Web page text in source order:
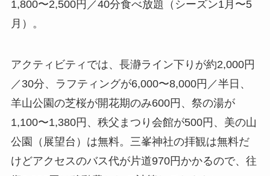
1,800〜2,500円／40分食べ放題（シーズン1月〜5
月）。
アクティビティでは、長瀞ライン下りが約2,000円
／30分、ラフティングが6,000〜8,000円／半日、
羊山公園の芝桜が開花期のみ600円、祭の湯が
1,100〜1,380円、秩父まつり会館が500円、美の山
公園（展望台）は無料。三峯神社の拝観は無料だ
けどアクセスのバス代が片道970円かかるので、往